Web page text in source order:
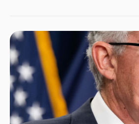
세가지로 압축됐다. 첫번째는 "통화정책은 시차
인플레이션이 둔화되는 증거를 보고 인상속도를
너무 높을 수 있다."라는 발언이다. 이는 그동안 메
연은 총재를 비롯해 일부 비둘기파적으로 해석되
일치한다. 두번째는 실업률의 급격한 증가로 인플
'경기 경착륙(Hard Landing)'을 감수하겠다는 기
발언이다. 파월 의장은 "실업률의 증가보다는 일
타이트한 고용시장이 완화되면서 자연적으로 인
것"이라 밝혔다. 파월 의장은 인플레이션과 연준
요인으로 인식되는 타이트한 고용시장에 대해 "